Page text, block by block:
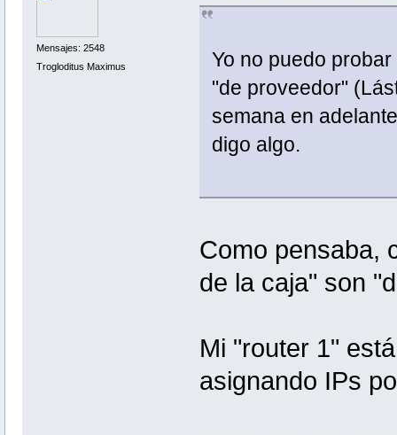
Mensajes: 2548
Trogloditus Maximus
Yo no puedo
"de proveedor"
semana en
digo algo.
Como pensaba,
de la caja" son
Mi "router 1"
asignando IPs